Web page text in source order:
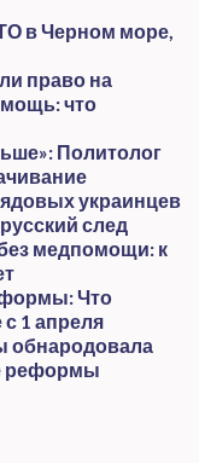
в Черном море,
право на
что
Политолог
украинцев
след
медпомощи: к
Что
1 апреля
обнародовала
реформы